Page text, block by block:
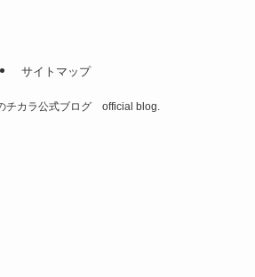
サイトマップ
チカラ公式ブログ official blog.